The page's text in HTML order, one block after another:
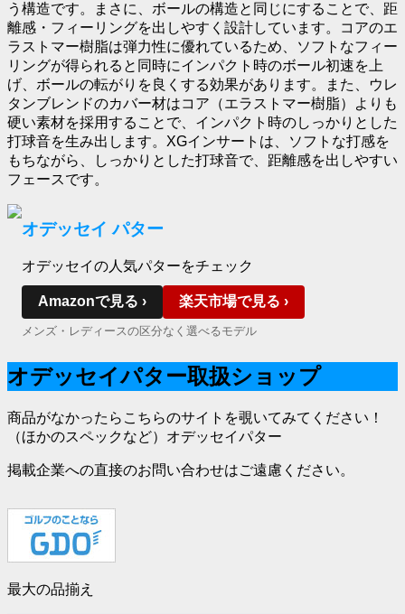
う構造です。まさに、ボールの構造と同じにすることで、距
離感・フィーリングを出しやすく設計しています。コアのエ
ラストマー樹脂は弾力性に優れているため、ソフトなフィー
リングが得られると同時にインパクト時のボール初速を上
げ、ボールの転がりを良くする効果があります。また、ウレ
タンブレンドのカバー材はコア（エラストマー樹脂）よりも
硬い素材を採用することで、インパクト時のしっかりとした
打球音を生み出します。XGインサートは、ソフトな打感を
もちながら、しっかりとした打球音で、距離感を出しやすい
フェースです。
オデッセイ パター
オデッセイの人気パターをチェック
Amazonで見る › 楽天市場で見る ›
メンズ・レディースの区分なく選べるモデル
オデッセイパター取扱ショップ
商品がなかったらこちらのサイトを覗いてみてください！
（ほかのスペックなど）オデッセイパター
掲載企業への直接のお問い合わせはご遠慮ください。
最大の品揃え